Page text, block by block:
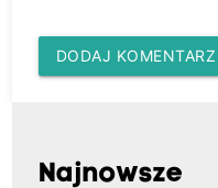
DODAJ KOMENTARZ
Najnowsze